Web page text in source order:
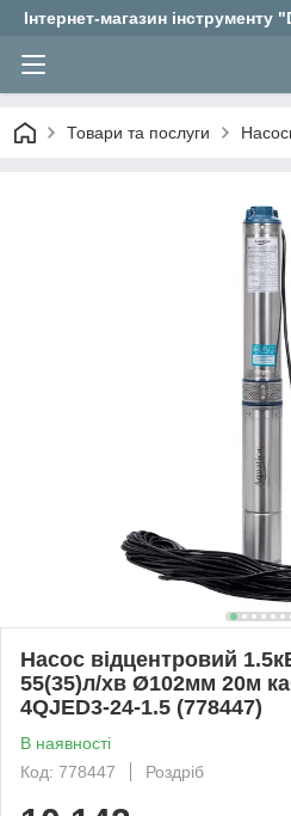
Інтернет-магазин інструменту
Товари та послуги
Насос відцентровий
55(35)л/хв Ø102мм 20м
4QJED3-24-1.5 (778447)
В наявності
Код: 778447
Роздріб